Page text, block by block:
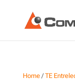
Home/ TE